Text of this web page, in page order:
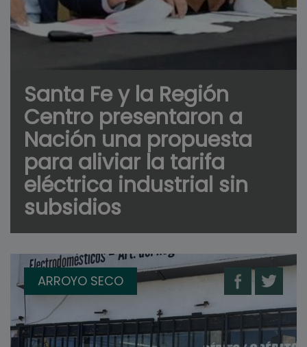
Santa Fe y la Región
Centro presentaron a
Nación una propuesta
para aliviar la tarifa
eléctrica industrial sin
subsidios
ARROYO SECO